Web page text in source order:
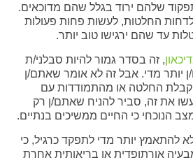
שלהם ירוד בגלל שהם מדוכאים.
לדחות החלטות, לעשות פחות פעולות
עד שהם ירגישו טוב יותר.
, זה בסדר גמור להיות סבלני/ת
יותר מדי. אבל זה לא אומר שאתם/ן
קבלת החלטה או מהתמודדות עם
את זה, סביר להניח שאתם/ן רק
הנוכחי כי החיים ממשיכים בנתיים.
להתאמץ יותר מדי לתפקד כרגיל, כי
אורתופדית או בריאותית אחרת